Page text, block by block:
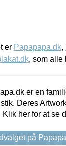
er Papapapa.dk,
, som alle
er en
Deres
Klik her for at se
på